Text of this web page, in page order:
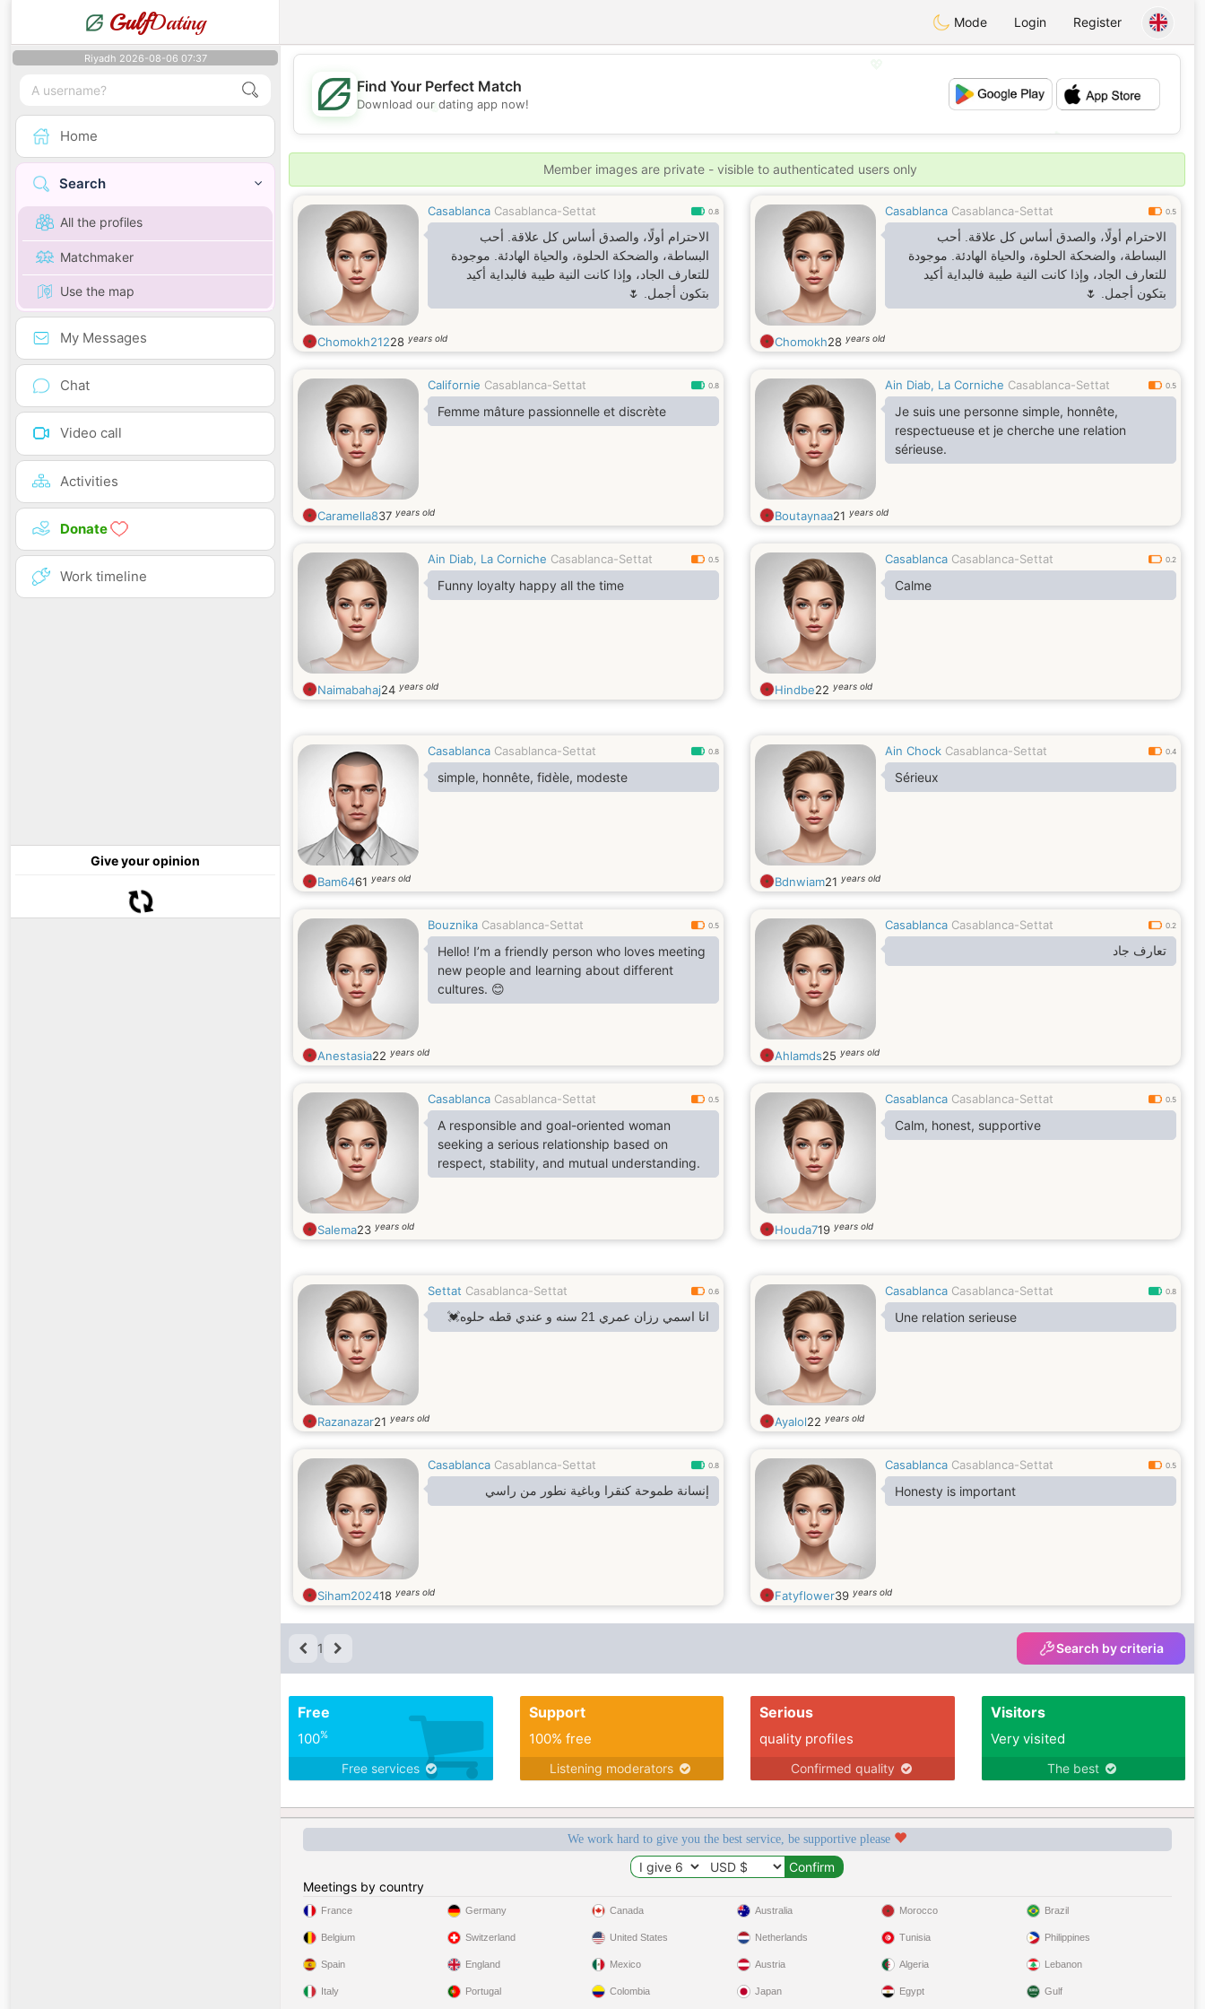
GulfDating Mode Login Register
Riyadh 2026-08-06 07:37
Home
Search
All the profiles
Matchmaker
Use the map
My Messages
Chat
Video call
Activities
Donate
Work timeline
Give your opinion
💖
💕
Find Your Perfect Match
Download our dating app now!
Member images are private - visible to authenticated users only
Casablanca Casablanca-Settat 0.8
الاحترام أولًا، والصدق أساس كل علاقة. أحب
البساطة، والضحكة الحلوة، والحياة الهادئة. موجودة
للتعارف الجاد، وإذا كانت النية طيبة فالبداية أكيد
بتكون أجمل. 🌷
Chomokh21228 years old
Casablanca Casablanca-Settat 0.5
الاحترام أولًا، والصدق أساس كل علاقة. أحب
البساطة، والضحكة الحلوة، والحياة الهادئة. موجودة
للتعارف الجاد، وإذا كانت النية طيبة فالبداية أكيد
بتكون أجمل. 🌷
Chomokh28 years old
Californie Casablanca-Settat 0.8
Femme mâture passionnelle et discrète
Caramella837 years old
Ain Diab, La Corniche Casablanca-Settat 0.5
Je suis une personne simple, honnête,
respectueuse et je cherche une relation
sérieuse.
Boutaynaa21 years old
Ain Diab, La Corniche Casablanca-Settat 0.5
Funny loyalty happy all the time
Naimabahaj24 years old
Casablanca Casablanca-Settat 0.2
Calme
Hindbe22 years old
Casablanca Casablanca-Settat 0.8
simple, honnête, fidèle, modeste
Bam6461 years old
Ain Chock Casablanca-Settat 0.4
Sérieux
Bdnwiam21 years old
Bouznika Casablanca-Settat 0.5
Hello! I’m a friendly person who loves meeting
new people and learning about different
cultures. 😊
Anestasia22 years old
Casablanca Casablanca-Settat 0.2
تعارف جاد
Ahlamds25 years old
Casablanca Casablanca-Settat 0.5
A responsible and goal-oriented woman
seeking a serious relationship based on
respect, stability, and mutual understanding.
Salema23 years old
Casablanca Casablanca-Settat 0.5
Calm, honest, supportive
Houda719 years old
Settat Casablanca-Settat 0.6
انا اسمي رزان عمري 21 سنه و عندي قطه حلوه💓
Razanazar21 years old
Casablanca Casablanca-Settat 0.8
Une relation serieuse
Ayalol22 years old
Casablanca Casablanca-Settat 0.8
إنسانة طموحة كنقرا وباغية نطور من راسي
Siham202418 years old
Casablanca Casablanca-Settat 0.5
Honesty is important
Fatyflower39 years old
1 Search by criteria
Free
100%
Free services
Support
100% free
Listening moderators
Serious
quality profiles
Confirmed quality
Visitors
Very visited
The best
We work hard to give you the best service, be supportive please
Meetings by country
France
Belgium
Spain
Italy
Germany
Switzerland
England
Portugal
Canada
United States
Mexico
Colombia
Australia
Netherlands
Austria
Japan
Morocco
Tunisia
Algeria
Egypt
Brazil
Philippines
Lebanon
Gulf